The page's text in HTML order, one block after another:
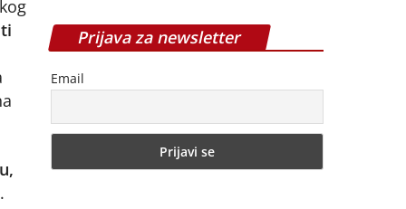
Prijava za newsletter
Email